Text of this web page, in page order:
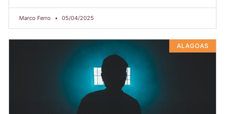
Marco Ferro 05/04/2025
ALAGOAS